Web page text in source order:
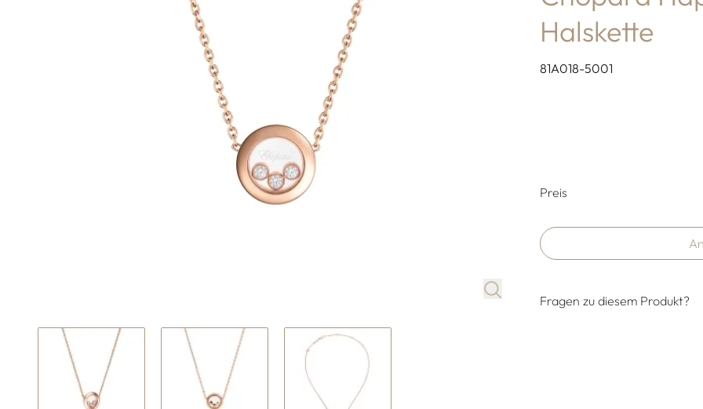
Halskette
81A018-5001
Preis
Fragen zu diesem Produkt?